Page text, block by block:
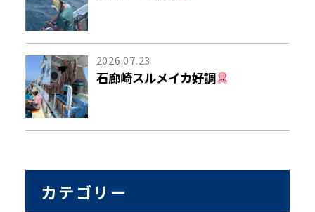
2026.07.23
石廊崎スルメイカ好調
カテゴリー